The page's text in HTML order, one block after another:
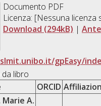
Documento PDF
Licenza: [Nessuna licenza
Download (294kB) |
gpEasy/
libro
ORCID
Marie A.